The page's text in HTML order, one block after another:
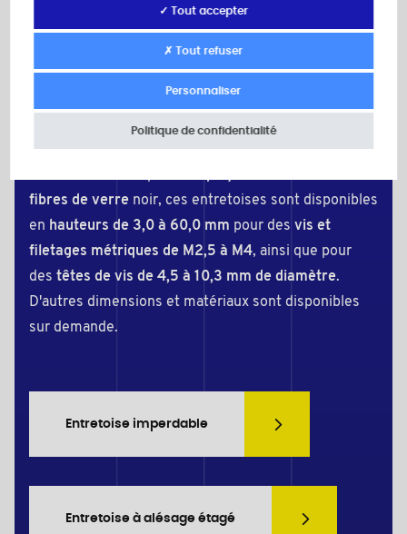
entretoises à alésage étagépermettent de
noyer la tête des vis, telles que lesvis à tête
vis à six pans creux
diamètre réduit de l'un des trous, la tête de vis
repose sur un épaulement à l'intérieur de
fibres de verre noir, ces entretoises sont disponibles
en hauteurs de 3,0 à 60,0 mm pour des vis et
filetages métriques de M2,5 à M4, ainsi que pour
des têtes de vis de 4,5 à 10,3 mm de diamètre.
D'autres dimensions et matériaux sont disponibles
sur demande.
Entretoise imperdable
Entretoise à alésage étagé
✓ Tout accepter
✗ Tout refuser
Personnaliser
Politique de confidentialité